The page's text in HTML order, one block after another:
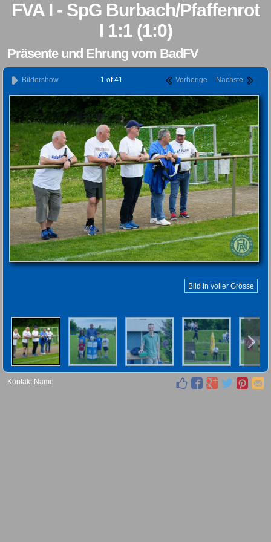
FVA I - SpG Burbach/Pfaffenrot
I 1:1 (1:0)
Präsente und Ehrung vom BadFV
Bildershow Vorherige Nächste
1 of 41
Bild in voller Grösse
Kontakt Name